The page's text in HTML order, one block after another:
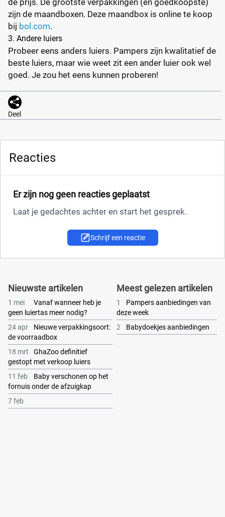
de prijs. De grootste verpakkingen (en goedkoopste)
zijn de maandboxen. Deze maandbox is online te koop
bij bol.com.
3. Andere luiers
Probeer eens anders luiers. Pampers zijn kwalitatief de
beste luiers, maar wie weet zit een ander luier ook wel
goed. Je zou het eens kunnen proberen!
Deel
Reacties
Er zijn nog geen reacties geplaatst
Laat je gedachtes achter en start het gesprek.
Schrijf een reactie
Nieuwste artikelen
1 mei
Vanaf wanneer heb je
geen luiertas meer nodig?
24 apr
Nieuwe verpakkingsoort:
de voorraadbox
18 mrt
GhaZoo definitief
gestopt met verkoop luiers
11 feb
Baby verschonen op het
fornuis onder de afzuigkap
7 feb
Meest gelezen artikelen
1
Pampers aanbiedingen van
deze week
2
Babydoekjes aanbiedingen